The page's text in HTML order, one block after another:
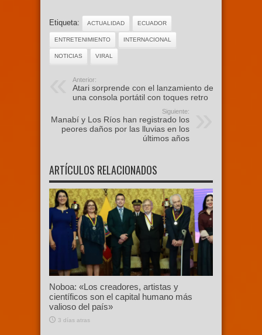
Etiqueta: ACTUALIDAD ECUADOR
ENTRETENIMIENTO INTERNACIONAL
NOTICIAS VIRAL
Anterior:
Atari sorprende con el lanzamiento de
una consola portátil con toques retro
Siguiente:
Manabí y Los Ríos han registrado los
peores daños por las lluvias en los
últimos años
ARTÍCULOS RELACIONADOS
Noboa: «Los creadores, artistas y
científicos son el capital humano más
valioso del país»
3 días atras